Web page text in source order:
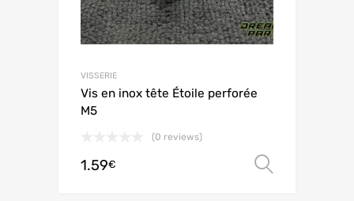
VISSERIE
Vis en inox tête Étoile perforée
M5
(0 reviews)
1.59€